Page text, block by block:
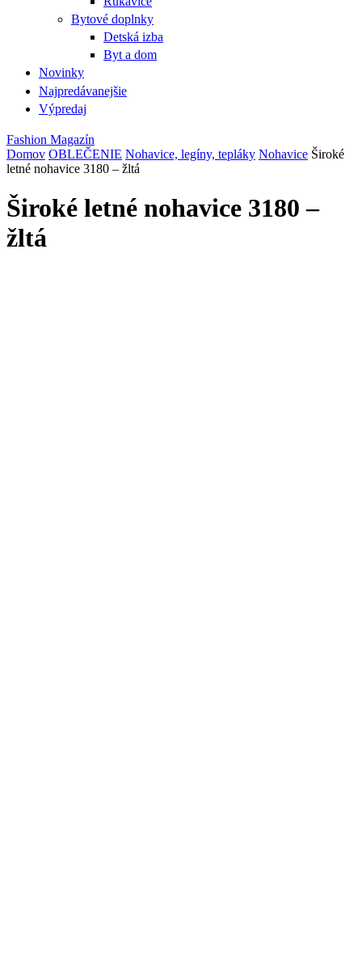
Bytové doplnky
Detská izba
Byt a dom
Novinky
Najpredávanejšie
Výpredaj
Fashion Magazín
Domov OBLEČENIE Nohavice, legíny, tepláky Nohavice Široké
letné nohavice 3180 – žltá
Široké letné nohavice 3180 –
žltá